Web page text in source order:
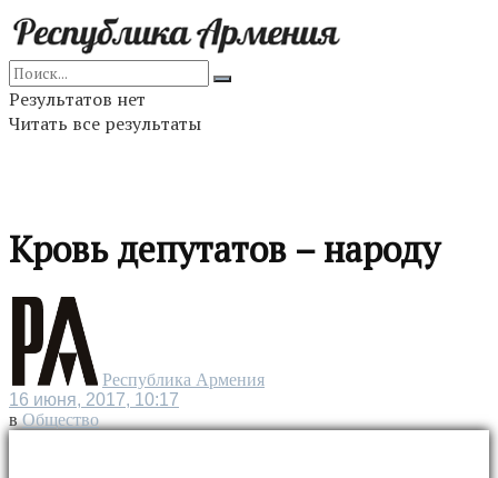
Результатов нет
Читать все результаты
Кровь депутатов – народу
Республика Армения
16 июня, 2017, 10:17
в Общество